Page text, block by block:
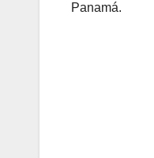
Panamá.